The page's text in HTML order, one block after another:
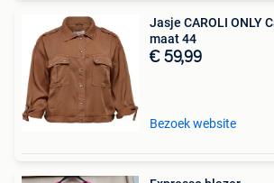
Jasje CAROLI ONLY
maat 44
€ 59,99
Bezoek website